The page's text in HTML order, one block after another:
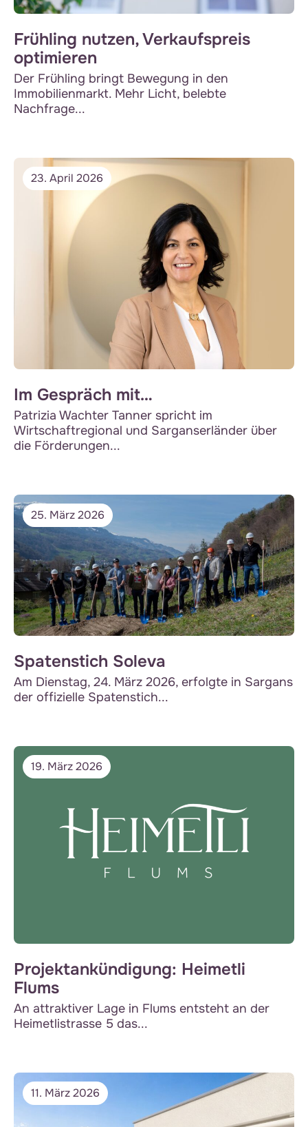
Frühling nutzen, Verkaufspreis
optimieren
Der Frühling bringt Bewegung in den
Immobilienmarkt. Mehr Licht, belebte
Nachfrage...
23. April 2026
Im Gespräch mit…
Patrizia Wachter Tanner spricht im
Wirtschaftregional und Sarganserländer über
die Förderungen...
25. März 2026
Spatenstich Soleva
Am Dienstag, 24. März 2026, erfolgte in Sargans
der offizielle Spatenstich...
19. März 2026
Projektankündigung: Heimetli
Flums
An attraktiver Lage in Flums entsteht an der
Heimetlistrasse 5 das...
11. März 2026